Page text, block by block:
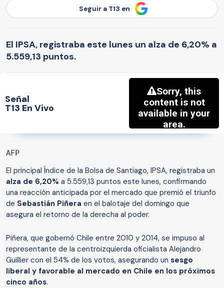
Seguir a T13 en
El IPSA, registraba este lunes un alza de 6,20% a
5.559,13 puntos.
Señal
T13 En Vivo
AFP
El principal Índice de la Bolsa de Santiago, IPSA, registraba un
alza de 6,20% a 5.559,13 puntos este lunes, confirmando
una reacción anticipada por el mercado que premió el triunfo
de Sebastián Piñera en el balotaje del domingo que
asegura el retorno de la derecha al poder.
Piñera, que gobernó Chile entre 2010 y 2014, se impuso al
representante de la centroizquierda oficialista Alejandro
Guillier con el 54% de los votos, asegurando un sesgo
liberal y favorable al mercado en Chile en los próximos
cinco años.